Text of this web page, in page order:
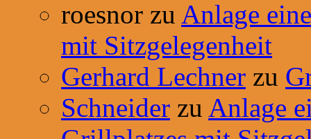
roesnor zu Anlage
mit Sitzgelegenheit
Gerhard Lechner zu
Schneider zu Anlage